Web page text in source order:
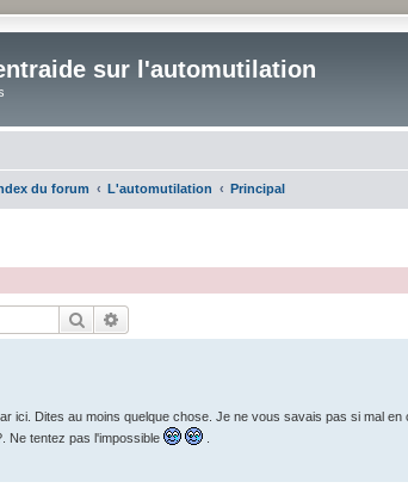
sur l'automutilation
du forum L'automutilation Principal
Rechercher
ici. Dites au moins quelque chose. Je ne vous savais pas si mal
Ne tentez pas l'impossible